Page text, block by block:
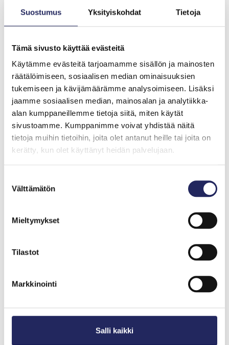
Suostumus Yksityiskohdat Tietoja
Tämä sivusto käyttää evästeitä
Käytämme evästeitä tarjoamamme sisällön ja mainosten
räätälöimiseen, sosiaalisen median ominaisuuksien
tukemiseen ja kävijämäärämme analysoimiseen. Lisäksi
jaamme sosiaalisen median, mainosalan ja analytiikka-
alan kumppaneillemme tietoja siitä, miten käytät
sivustoamme. Kumppanimme voivat yhdistää näitä
tietoja muihin tietoihin, joita olet antanut heille tai joita on
kerätty, kun olet käyttänyt heidän palvelujaan.
valinta
Välttämätön
Mieltymykset
Tilastot
Markkinointi
Salli kaikki
KPMG:n vastuullisuusasiantuntija Sara Paananen ja Seppo-
Yhteysaluksella lähisaaristoon,
omalla veneellä saunomaan
Vien ulkomaiset ystävät mielelläni Helsingin ja Espoon
saariin, joista useimpiin pääsee myös yhteysaluksilla.
Saaristo on monelle todella uniikki. Lähiluontokohteista
suosikkini on Pikku Leikosaari Helsingin edustalla.
Pidemmälle purjehtiessa nautin Tammisaaren
KPMG Suomi tukee avainkumppanina John Nurmisen
Säätiön työtä Itämeren pelastamiseksi.
KPMG on yksi maailman johtavista
neuvontapalvelut. Sara ja KPMG:n muut
ESG-polun jokaisessa vaiheessa.